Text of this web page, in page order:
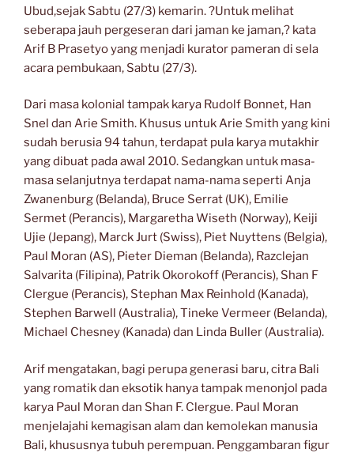
Ubud,sejak Sabtu (27/3) kemarin. ?Untuk melihat
seberapa jauh pergeseran dari jaman ke jaman,? kata
Arif B Prasetyo yang menjadi kurator pameran di sela
acara pembukaan, Sabtu (27/3).
Dari masa kolonial tampak karya Rudolf Bonnet, Han
Snel dan Arie Smith. Khusus untuk Arie Smith yang kini
sudah berusia 94 tahun, terdapat pula karya mutakhir
yang dibuat pada awal 2010. Sedangkan untuk masa-
masa selanjutnya terdapat nama-nama seperti Anja
Zwanenburg (Belanda), Bruce Serrat (UK), Emilie
Sermet (Perancis), Margaretha Wiseth (Norway), Keiji
Ujie (Jepang), Marck Jurt (Swiss), Piet Nuyttens (Belgia),
Paul Moran (AS), Pieter Dieman (Belanda), Razclejan
Salvarita (Filipina), Patrik Okorokoff (Perancis), Shan F
Clergue (Perancis), Stephan Max Reinhold (Kanada),
Stephen Barwell (Australia), Tineke Vermeer (Belanda),
Michael Chesney (Kanada) dan Linda Buller (Australia).
Arif mengatakan, bagi perupa generasi baru, citra Bali
yang romatik dan eksotik hanya tampak menonjol pada
karya Paul Moran dan Shan F. Clergue. Paul Moran
menjelajahi kemagisan alam dan kemolekan manusia
Bali, khususnya tubuh perempuan. Penggambaran figur